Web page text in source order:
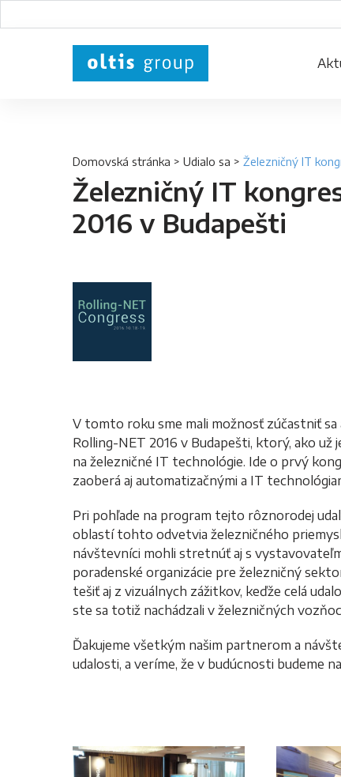
Domovská stránka > Udialo sa > Železničný IT
Železničný IT
2016 v Budapešti
V tomto roku sme mali možnosť zúčastniť
Rolling-NET 2016 v Budapešti, ktorý, ako
na železničné IT technológie. Ide o prvý
zaoberá aj automatizačnými a IT
Pri pohľade na program tejto rôznorodej
oblastí tohto odvetvia železničného
návštevníci mohli stretnúť aj s
poradenské organizácie pre železničný
tešiť aj z vizuálnych zážitkov, keďže celá
ste sa totiž nachádzali v železničných
Ďakujeme všetkým našim partnerom a
udalosti, a veríme, že v budúcnosti budeme